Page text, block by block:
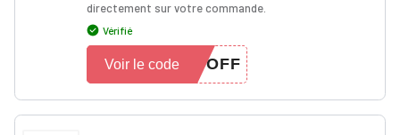
directement sur votre commande.
Vérifié
0OFF
Voir le code